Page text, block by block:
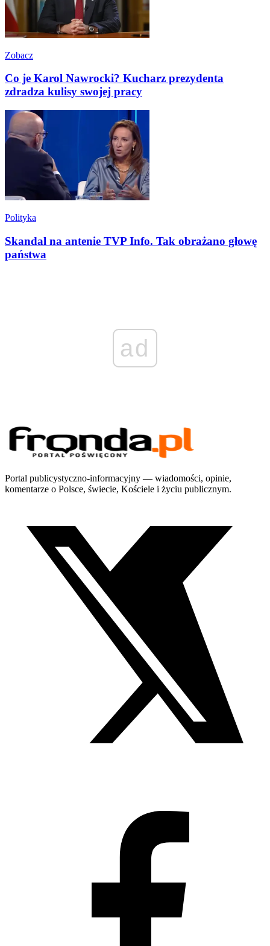
Zobacz
Co je Karol Nawrocki? Kucharz prezydenta
zdradza kulisy swojej pracy
Polityka
Skandal na antenie TVP Info. Tak obrażano głowę
państwa
ad
Portal publicystyczno-informacyjny — wiadomości, opinie,
komentarze o Polsce, świecie, Kościele i życiu publicznym.